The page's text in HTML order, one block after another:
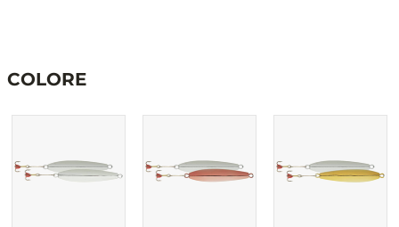
COLORE